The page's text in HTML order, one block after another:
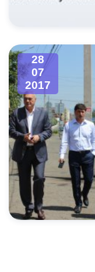
28
07
2017